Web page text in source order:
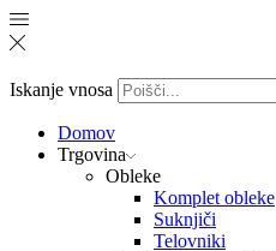
Iskanje vnosa
Domov
Trgovina
Obleke
Komplet obleke
Suknjiči
Telovniki